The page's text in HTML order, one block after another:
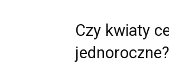
Czy kwiaty
jednoroczne?